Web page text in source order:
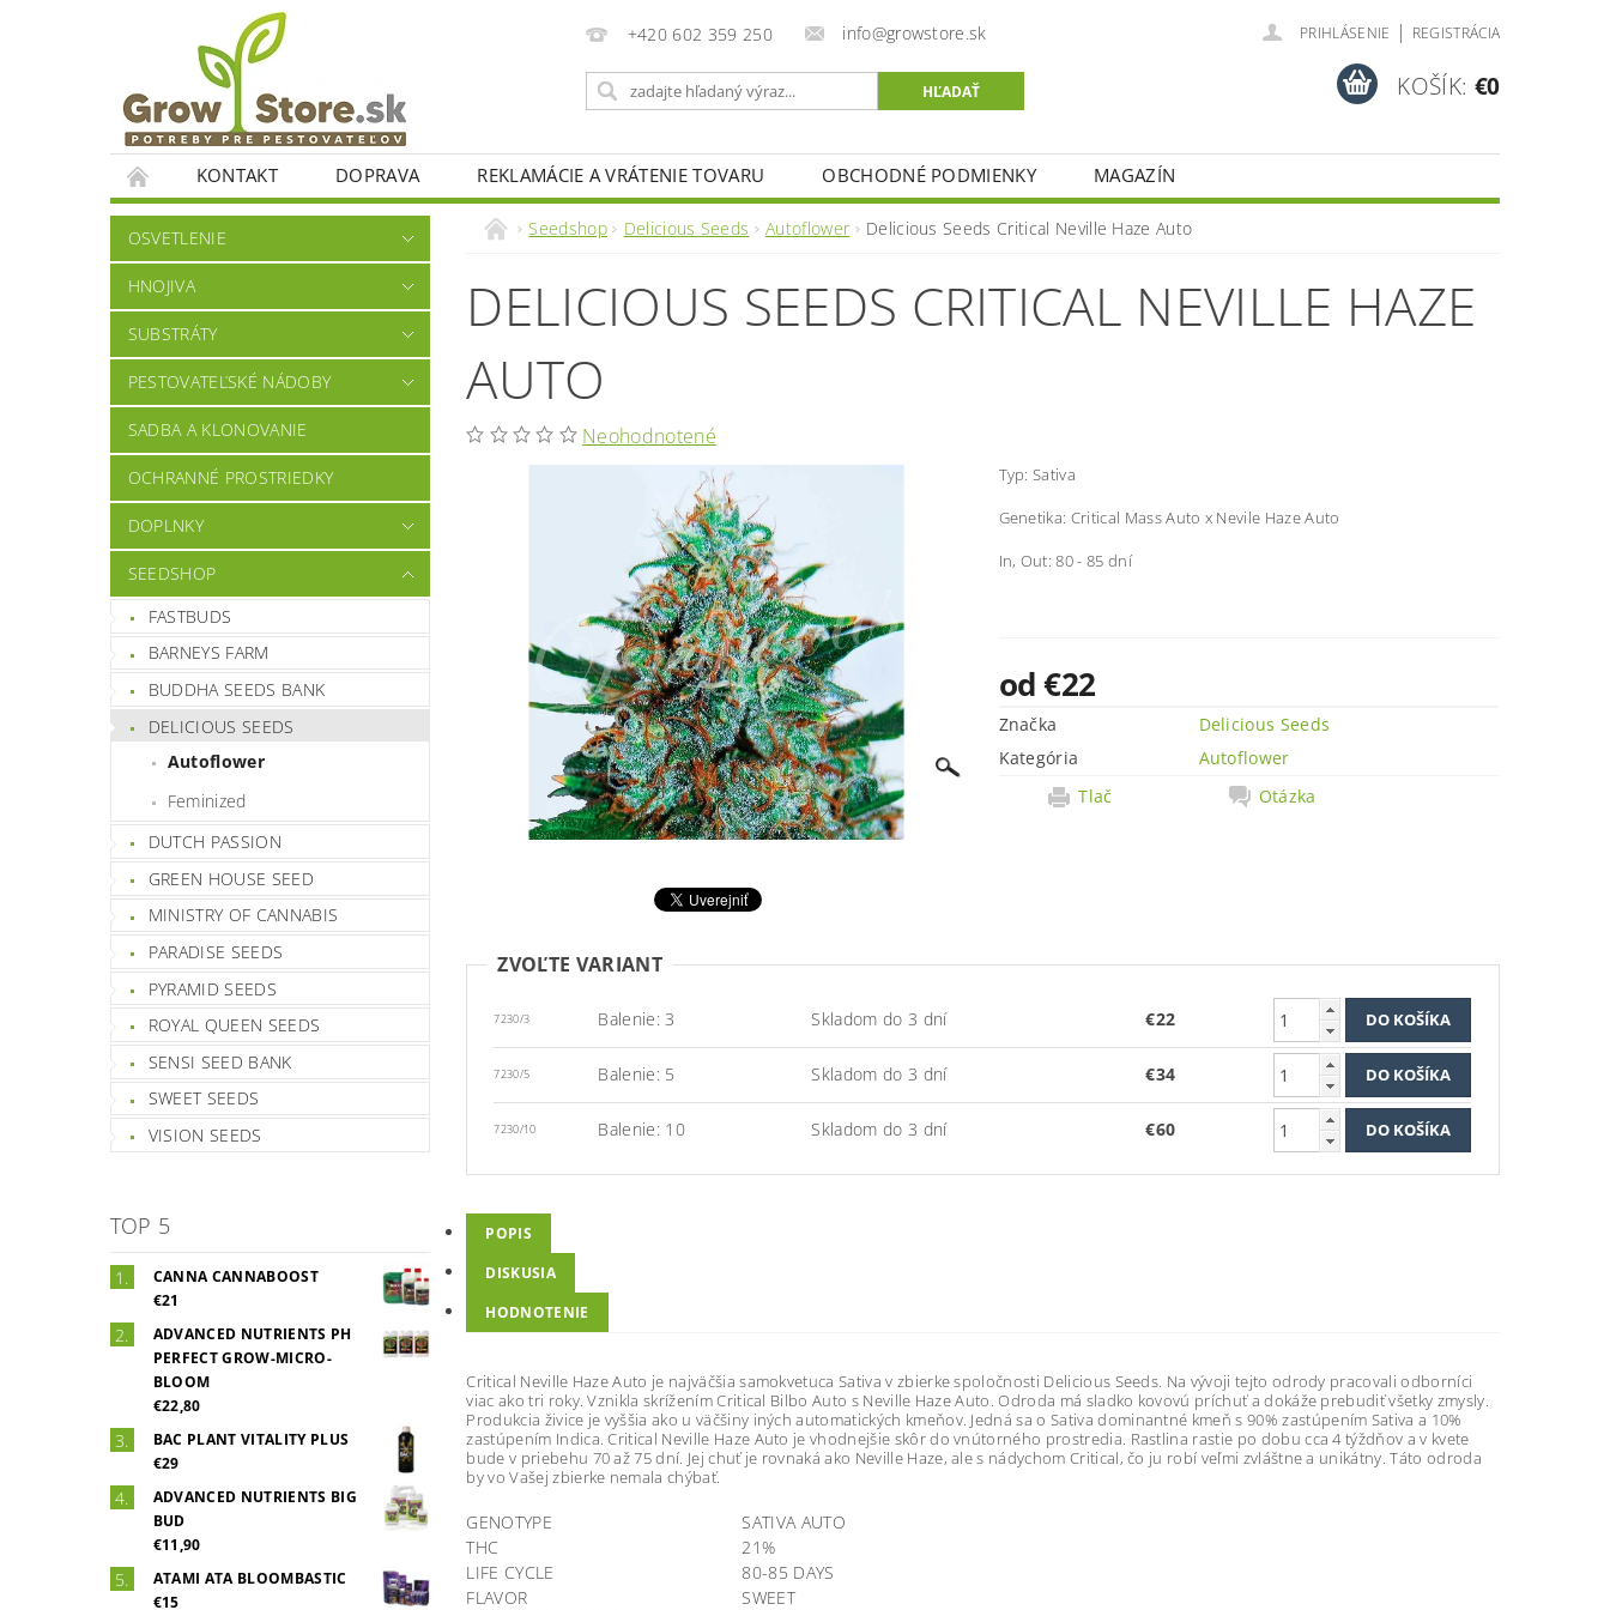
+420 602 359 250 info@growstore.sk PRIHLÁSENIE | REGISTRÁCIA
KOŠÍK: €0
KONTAKT DOPRAVA REKLAMÁCIE A VRÁTENIE TOVARU OBCHODNÉ PODMIENKY MAGAZÍN
OSVETLENIE
HNOJIVA
SUBSTRÁTY
PESTOVATEĽSKÉ NÁDOBY
SADBA A KLONOVANIE
OCHRANNÉ PROSTRIEDKY
DOPLNKY
SEEDSHOP
FASTBUDS
BARNEYS FARM
BUDDHA SEEDS BANK
DELICIOUS SEEDS
Autoflower
Feminized
DUTCH PASSION
GREEN HOUSE SEED
MINISTRY OF CANNABIS
PARADISE SEEDS
PYRAMID SEEDS
ROYAL QUEEN SEEDS
SENSI SEED BANK
SWEET SEEDS
VISION SEEDS
TOP 5
CANNA CANNABOOST
€21
ADVANCED NUTRIENTS PH
PERFECT GROW-MICRO-
BLOOM
€22,80
BAC PLANT VITALITY PLUS
€29
ADVANCED NUTRIENTS BIG
BUD
€11,90
ATAMI ATA BLOOMBASTIC
€15
Seedshop Delicious Seeds Autoflower Delicious Seeds Critical Neville Haze Auto
DELICIOUS SEEDS CRITICAL NEVILLE HAZE
AUTO
Neohodnotené
Typ: Sativa
Genetika: Critical Mass Auto x Nevile Haze Auto
In, Out: 80 - 85 dní
od €22
Značka
Delicious Seeds
Kategória
Autoflower
Tlač
Otázka
ZVOĽTE VARIANT
7230/3 Balenie: 3 Skladom do 3 dní €22
7230/5 Balenie: 5 Skladom do 3 dní €34
7230/10 Balenie: 10 Skladom do 3 dní €60
POPIS
DISKUSIA
HODNOTENIE
Critical Neville Haze Auto je najväčšia samokvetuca Sativa v zbierke spoločnosti Delicious Seeds. Na vývoji tejto odrody pracovali odborníci
viac ako tri roky. Vznikla skrížením Critical Bilbo Auto s Neville Haze Auto. Odroda má sladko kovovú príchuť a dokáže prebudiť všetky zmysly.
Produkcia živice je vyššia ako u väčšiny iných automatických kmeňov. Jedná sa o Sativa dominantné kmeň s 90% zastúpením Sativa a 10%
zastúpením Indica. Critical Neville Haze Auto je vhodnejšie skôr do vnútorného prostredia. Rastlina rastie po dobu cca 4 týždňov a v kvete
bude v priebehu 70 až 75 dní. Jej chuť je rovnaká ako Neville Haze, ale s nádychom Critical, čo ju robí veľmi zvláštne a unikátny. Táto odroda
by vo Vašej zbierke nemala chýbať.
GENOTYPE
SATIVA AUTO
THC
21%
LIFE CYCLE
80-85 DAYS
FLAVOR
SWEET